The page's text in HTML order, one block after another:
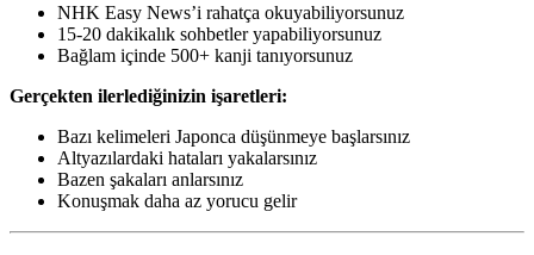
NHK Easy News’i rahatça okuyabiliyorsunuz
15-20 dakikalık sohbetler yapabiliyorsunuz
Bağlam içinde 500+ kanji tanıyorsunuz
Gerçekten ilerlediğinizin işaretleri:
Bazı kelimeleri Japonca düşünmeye başlarsınız
Altyazılardaki hataları yakalarsınız
Bazen şakaları anlarsınız
Konuşmak daha az yorucu gelir